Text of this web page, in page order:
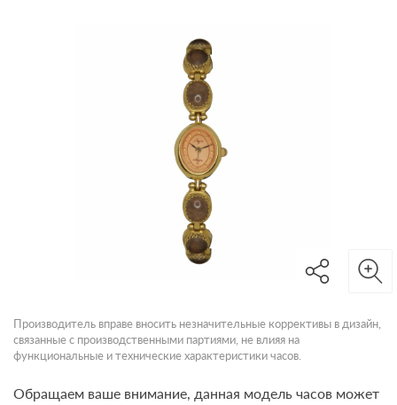
Производитель вправе вносить незначительные коррективы в дизайн,
связанные с производственными партиями, не влияя на
функциональные и технические характеристики часов.
Обращаем ваше внимание, данная модель часов может